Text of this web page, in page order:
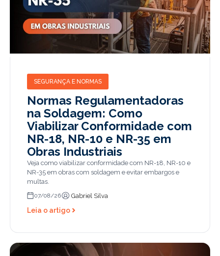
SEGURANÇA E NORMAS
Normas Regulamentadoras
na Soldagem: Como
Viabilizar Conformidade com
NR-18, NR-10 e NR-35 em
Obras Industriais
Veja como viabilizar conformidade com NR-18, NR-10 e
NR-35 em obras com soldagem e evitar embargos e
multas.
07/08/26 Gabriel Silva
Leia o artigo